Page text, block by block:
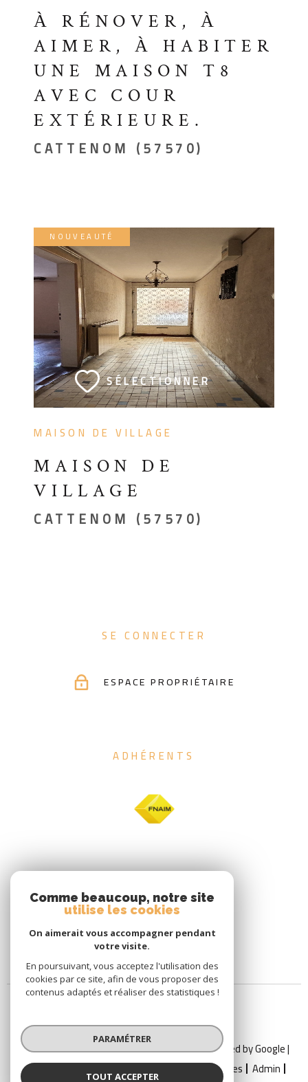
À RÉNOVER, À
AIMER, À HABITER
UNE MAISON T8
AVEC COUR
EXTÉRIEURE.
CATTENOM (57570)
MAISON DE VILLAGE
MAISON DE
VILLAGE
CATTENOM (57570)
NOUVEAUTÉ
SÉLECTIONNER
VOIR LE BIEN
SE CONNECTER
ESPACE PROPRIÉTAIRE
ADHÉRENTS
© 2026 | Tous droits réservés | Traduction powered by Google |
Nos Honoraires Plan Du Site Mentions Légales Admin
Comme beaucoup, notre site
utilise les cookies
On aimerait vous accompagner pendant
votre visite.
En poursuivant, vous acceptez l'utilisation des
cookies par ce site, afin de vous proposer des
contenus adaptés et réaliser des statistiques !
PARAMÉTRER
TOUT ACCEPTER